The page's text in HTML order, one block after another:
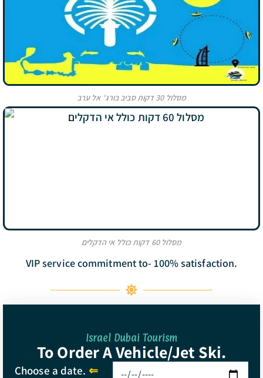
מסלול 30 דקות סביב בורג' אל ערב
מסלול 60 דקות כולל אי הדקלים
VIP service commitment to- 100% satisfaction.
Israel Dubai Tourism
To Order A Vehicle/jet Ski.
Choose a date. ⇐